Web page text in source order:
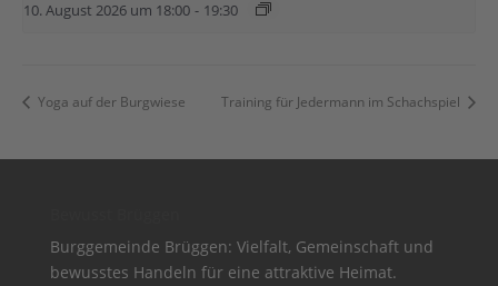
10. August 2026 um 18:00 - 19:30
Yoga auf der Burgwiese Training für Jedermann im Schachspiel
Burggemeinde Brüggen: Vielfalt, Gemeinschaft und
bewusstes Handeln für eine attraktive Heimat.